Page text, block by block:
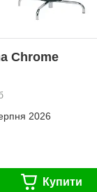
Chrome
2026
Купити